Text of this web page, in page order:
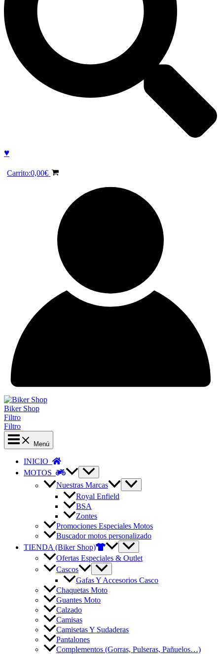
♥
Carrito:0,00€
Biker Shop
Filtro
Filtro
Menú
INICIO
MOTOS
Nuestras Marcas
Royal Enfield
BSA
Zontes
Promociones Especiales Motos
Buscador motos personalizado
TIENDA (Biker Shop)
Ofertas Especiales & Outlet
Cascos
Gafas Y Accesorios Casco
Chaquetas Moto
Guantes Moto
Calzado
Camisas
Camisetas Y Sudaderas
Pantalones
Complementos (Gorras, Pulseras, Pañuelos…)